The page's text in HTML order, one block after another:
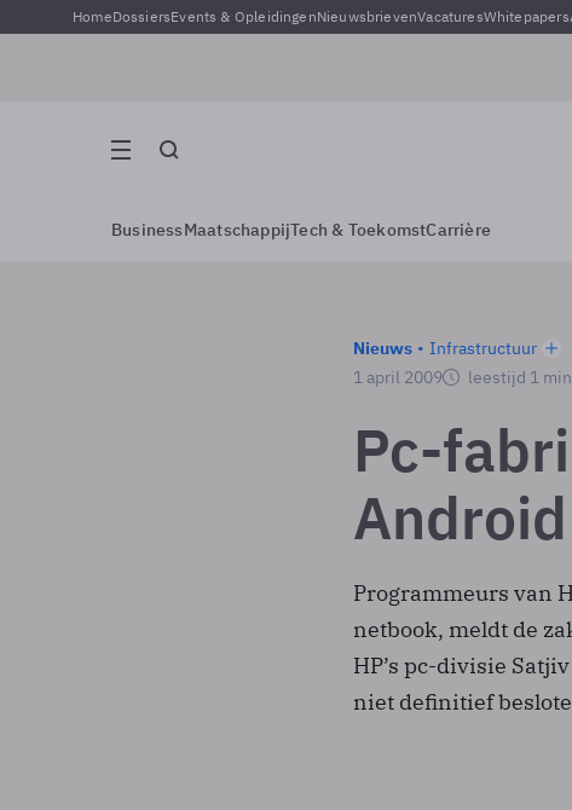
HomeDossiersEvents & OpleidingenNieuwsbrievenVacaturesWhitepapers
BusinessMaatschappijTech & ToekomstCarrière
Nieuws
Infrastructuur
1 april 2009
leestijd 1
Pc-
Programmeurs van
netbook, meldt de
HP’s pc-divisie
niet definitief